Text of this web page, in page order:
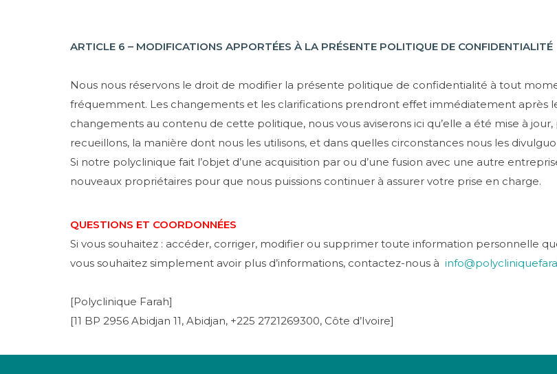
ARTICLE 6 – MODIFICATIONS APPORTÉES À LA PRÉSENTE POLITIQUE DE CONFIDENTIALITÉ
Nous nous réservons le droit de modifier la présente politique de confidentialité à tout
fréquemment. Les changements et les clarifications prendront effet immédiatement après
changements au contenu de cette politique, nous vous aviserons ici qu’elle a été mise à
recueillons, la manière dont nous les utilisons, et dans quelles circonstances nous les
Si notre polyclinique fait l’objet d’une acquisition par ou d’une fusion avec une autre
nouveaux propriétaires pour que nous puissions continuer à assurer votre prise en charge.
QUESTIONS ET COORDONNÉES
Si vous souhaitez : accéder, corriger, modifier ou supprimer toute information personnelle
vous souhaitez simplement avoir plus d’informations, contactez-nous à
[Polyclinique Farah]
[11 BP 2956 Abidjan 11, Abidjan, +225 2721269300, Côte d’Ivoire]